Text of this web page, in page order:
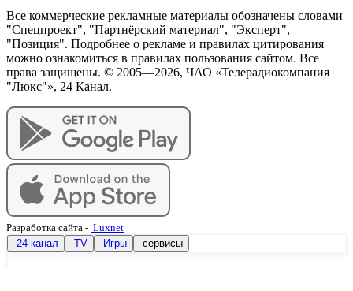
Все коммерческие рекламные материалы обозначены словами
"Спецпроект", "Партнёрский материал", "Эксперт",
"Позиция". Подробнее о рекламе и правилах цитирования
можно ознакомиться в правилах пользования сайтом. Все
права защищены. © 2005—2026, ЧАО «Телерадиокомпания
"Люкс"», 24 Канал.
Разработка сайта - Luxnet
24 канал
TV Игры сервисы